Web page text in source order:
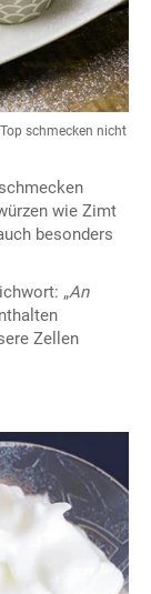
schmecken nicht
wie Zimt
besonders
„An
Zellen